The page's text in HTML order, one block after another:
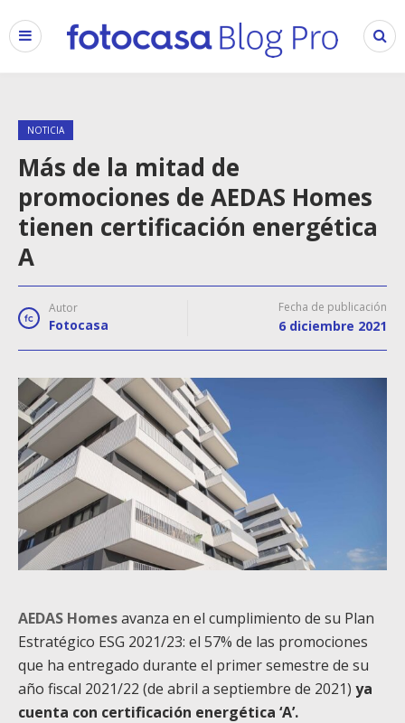
NOTICIA
Más de la mitad de
promociones de AEDAS Homes
tienen certificación energética
A
Autor
Fotocasa
Fecha de publicación
6 diciembre 2021
AEDAS Homesavanza en el cumplimiento de su Plan
Estratégico ESG 2021/23: el 57% de las promociones
que ha entregado durante el primer semestre de su
año fiscal 2021/22 (de abril a septiembre de 2021) ya
cuenta con certificación energética ‘A’.